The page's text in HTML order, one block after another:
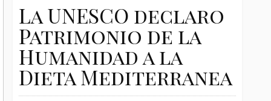
La UNESCO declaro
Patrimonio de la
Humanidad a la
Dieta Mediterranea